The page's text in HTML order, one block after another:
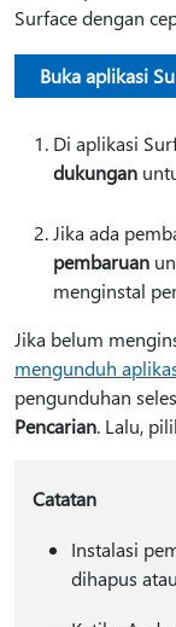
Surface dengan
Buka aplikasi
Di aplikasi
dukungan
Jika ada
pembaruan
menginstal
Jika belum
mengunduh
pengunduhan
Pencarian. Lalu,
Catatan
Instalasi
dihapus